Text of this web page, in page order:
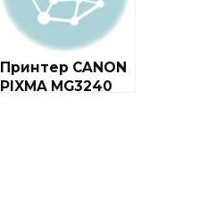
Принтер CANON
PIXMA MG3240